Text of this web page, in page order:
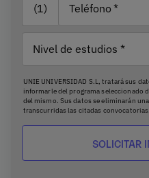
(1) Teléfono
estudios
UNIE UNIVERSIDAD S.L, tratará sus
informarle del programa seleccionado
del mismo. Sus datos se eliminarán
transcurridas las citadas convocatorias.
Ud. podrá ejercer los derechos de
limitación y portabilidad, mediante
Correos 221 de Barcelona, o
Asimismo, cuando lo considere